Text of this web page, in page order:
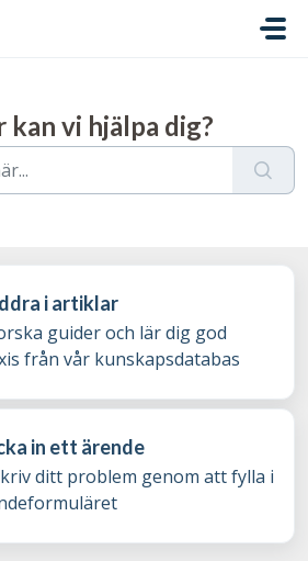
kan vi hjälpa dig?
i artiklar
guider och lär dig god
från vår kunskapsdatabas
in ett ärende
ditt problem genom att fylla i